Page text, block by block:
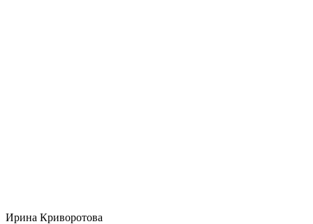
Ирина Криворотова